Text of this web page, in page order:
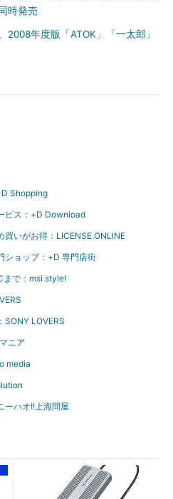
時発売
2008年度版「ATOK」「一太郎」
Shopping
ビス：+D Download
いがお得：LICENSE ONLINE
ショップ：+D 専門店街
まで：msi style!
SONY LOVERS
ニア
media
ーハオ!!上海問屋